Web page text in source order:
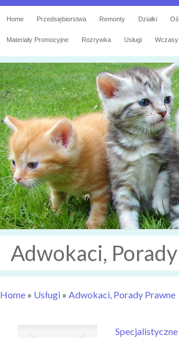
Home Przedsiębiorstwa Remonty Działki
Materiały Promocyjne Rozrywka Usługi Wczasy
Adwokaci,
Home » Usługi » Adwokaci, Porady Prawne